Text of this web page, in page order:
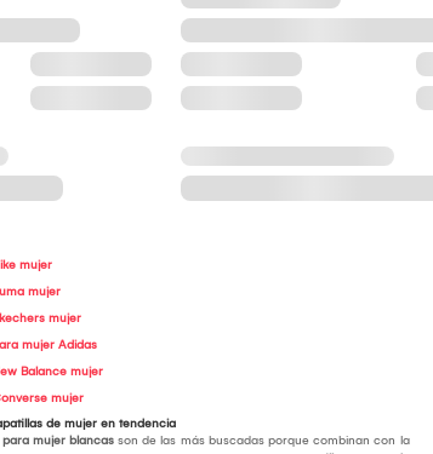
mujer
mujer
mujer
mujer Adidas
Balance mujer
mujer
de mujer en tendencia
para mujer blancasson de las más buscadas porque combinan con la